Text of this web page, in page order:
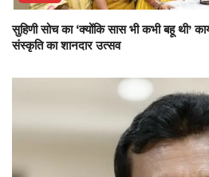
सुहिणी सोच का ‘क्योंकि सास भी कभी बहू थी’
संस्कृति का शानदार उत्सव